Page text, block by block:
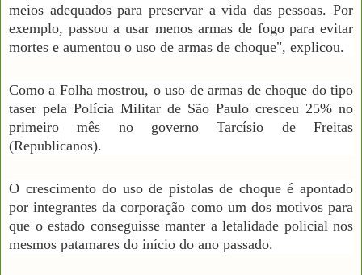
meios adequados para preservar a vida das pessoas. Por
exemplo, passou a usar menos armas de fogo para evitar
mortes e aumentou o uso de armas de choque", explicou.
Como a Folha mostrou, o uso de armas de choque do tipo
taser pela Polícia Militar de São Paulo cresceu 25% no
primeiro mês no governo Tarcísio de Freitas
(Republicanos).
O crescimento do uso de pistolas de choque é apontado
por integrantes da corporação como um dos motivos para
que o estado conseguisse manter a letalidade policial nos
mesmos patamares do início do ano passado.